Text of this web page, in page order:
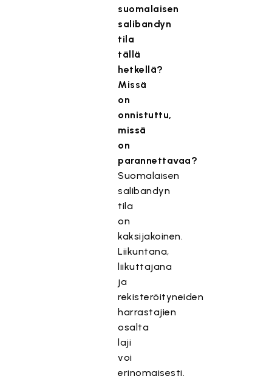
suomalaisen
salibandyn
tila
tällä
hetkellä?
Missä
on
onnistuttu,
missä
on
parannettavaa?
Suomalaisen
salibandyn
tila
on
kaksijakoinen.
Liikuntana,
liikuttajana
ja
rekisteröityneiden
harrastajien
osalta
laji
voi
erinomaisesti.